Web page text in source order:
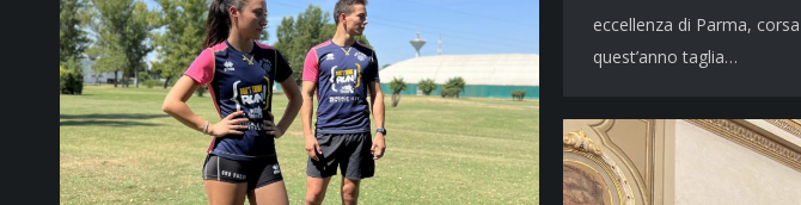
eccellenza di Parma,
quest’anno taglia…